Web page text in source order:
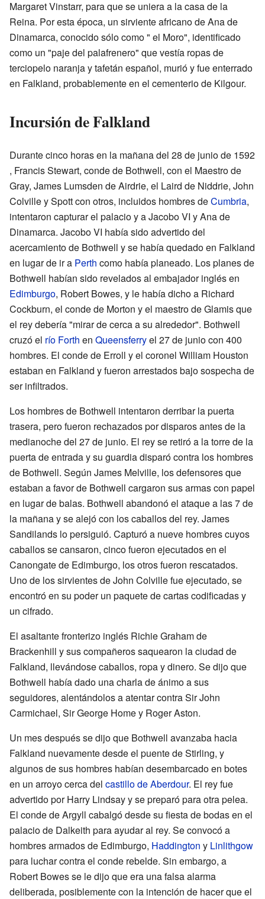
Margaret Vinstarr, para que se uniera a la casa de la
Reina. Por esta época, un sirviente africano de Ana de
Dinamarca, conocido sólo como " el Moro", identificado
como un "paje del palafrenero" que vestía ropas de
terciopelo naranja y tafetán español, murió y fue enterrado
en Falkland, probablemente en el cementerio de Kilgour.
Incursión de Falkland
Durante cinco horas en la mañana del 28 de junio de 1592
, Francis Stewart, conde de Bothwell, con el Maestro de
Gray, James Lumsden de Airdrie, el Laird de Niddrie, John
Colville y Spott con otros, incluidos hombres deCumbria,
intentaron capturar el palacio y a Jacobo VI y Ana de
Dinamarca. Jacobo VI había sido advertido del
acercamiento de Bothwell y se había quedado en Falkland
en lugar de ir a Perth como había planeado. Los planes de
Bothwell habían sido revelados al embajador inglés en
Edimburgo, Robert Bowes, y le había dicho a Richard
Cockburn, el conde de Morton y el maestro de Glamis que
el rey debería "mirar de cerca a su alrededor". Bothwell
cruzó el río Forth en Queensferryel 27 de junio con 400
hombres. El conde de Erroll y el coronel William Houston
estaban en Falkland y fueron arrestados bajo sospecha de
ser infiltrados.
Los hombres de Bothwell intentaron derribar la puerta
trasera, pero fueron rechazados por disparos antes de la
medianoche del 27 de junio. El rey se retiró a la torre de la
puerta de entrada y su guardia disparó contra los hombres
de Bothwell. Según James Melville, los defensores que
estaban a favor de Bothwell cargaron sus armas con papel
en lugar de balas. Bothwell abandonó el ataque a las 7 de
la mañana y se alejó con los caballos del rey. James
Sandilands lo persiguió. Capturó a nueve hombres cuyos
caballos se cansaron, cinco fueron ejecutados en el
Canongate de Edimburgo, los otros fueron rescatados.
Uno de los sirvientes de John Colville fue ejecutado, se
encontró en su poder un paquete de cartas codificadas y
un cifrado.
El asaltante fronterizo inglés Richie Graham de
Brackenhill y sus compañeros saquearon la ciudad de
Falkland, llevándose caballos, ropa y dinero. Se dijo que
Bothwell había dado una charla de ánimo a sus
seguidores, alentándolos a atentar contra Sir John
Carmichael, Sir George Home y Roger Aston.
Un mes después se dijo que Bothwell avanzaba hacia
Falkland nuevamente desde el puente de Stirling, y
algunos de sus hombres habían desembarcado en botes
en un arroyo cerca del castillo de Aberdour. El rey fue
advertido por Harry Lindsay y se preparó para otra pelea.
El conde de Argyll cabalgó desde su fiesta de bodas en el
palacio de Dalkeith para ayudar al rey. Se convocó a
hombres armados de Edimburgo, Haddington y Linlithgow
para luchar contra el conde rebelde. Sin embargo, a
Robert Bowes se le dijo que era una falsa alarma
deliberada, posiblemente con la intención de hacer que el